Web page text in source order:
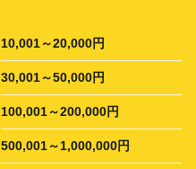
10,001～20,000円
30,001～50,000円
100,001～200,000円
500,001～1,000,000円